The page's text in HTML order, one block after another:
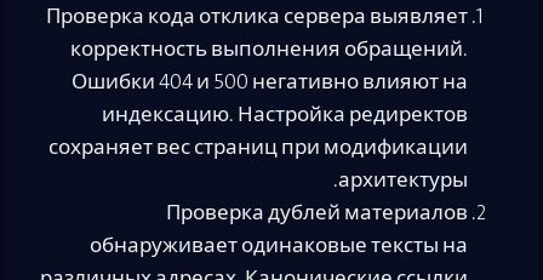
Проверка кода отклика сервера выявляет
корректность выполнения обращений.
Ошибки 404 и 500 негативно влияют на
индексацию. Настройка редиректов
сохраняет вес страниц при модификации
архитектуры.
Проверка дублей материалов
обнаруживает одинаковые тексты на